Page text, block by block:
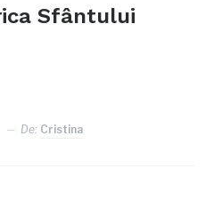
Sfântului
De: Cristina